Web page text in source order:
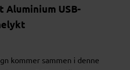
Aluminium USB-
kommer sammen i denne